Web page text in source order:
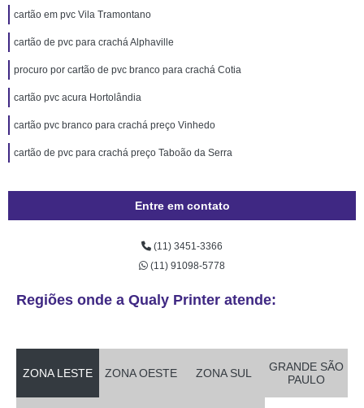
cartão em pvc Vila Tramontano
cartão de pvc para crachá Alphaville
procuro por cartão de pvc branco para crachá Cotia
cartão pvc acura Hortolândia
cartão pvc branco para crachá preço Vinhedo
cartão de pvc para crachá preço Taboão da Serra
Entre em contato
(11) 3451-3366
(11) 91098-5778
Regiões onde a Qualy Printer atende:
ZONA LESTE ZONA OESTE ZONA SUL
GRANDE SÃO
PAULO